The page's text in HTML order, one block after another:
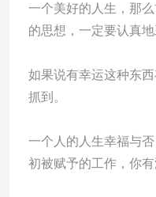
一个美好的人生，那
的思想，一定要认真地
如果说有幸运这种东
抓到。
一个人的人生幸福与
初被赋予的工作，你